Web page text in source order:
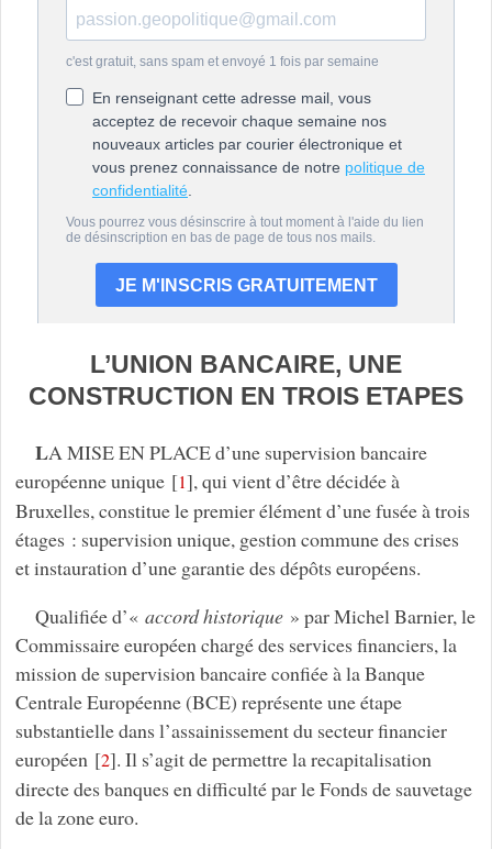
L’UNION BANCAIRE, UNE
CONSTRUCTION EN TROIS ETAPES
LA MISE EN PLACE d’une supervision bancaire
européenne unique[1], qui vient d’être décidée à
Bruxelles, constitue le premier élément d’une fusée à trois
étages : supervision unique, gestion commune des crises
et instauration d’une garantie des dépôts européens.
Qualifiée d’« accord historique» par Michel Barnier, le
Commissaire européen chargé des services financiers, la
mission de supervision bancaire confiée à la Banque
Centrale Européenne (BCE) représente une étape
substantielle dans l’assainissement du secteur financier
européen [2]. Il s’agit de permettre la recapitalisation
directe des banques en difficulté par le Fonds de sauvetage
de la zone euro.